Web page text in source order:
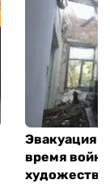
Эвакуация
время